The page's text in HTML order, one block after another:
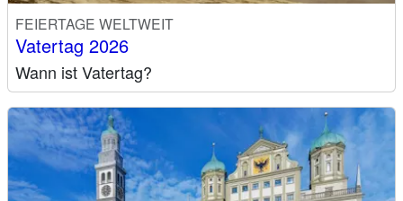
FEIERTAGE WELTWEIT
Vatertag 2026
Wann ist Vatertag?